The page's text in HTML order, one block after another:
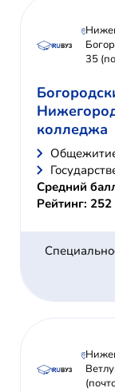
35
колледжа
Средний
Рейтинг: 252